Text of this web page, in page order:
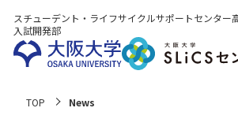
スチューデント・ライフサイクルサポートセンター
入試開発部
TOP News